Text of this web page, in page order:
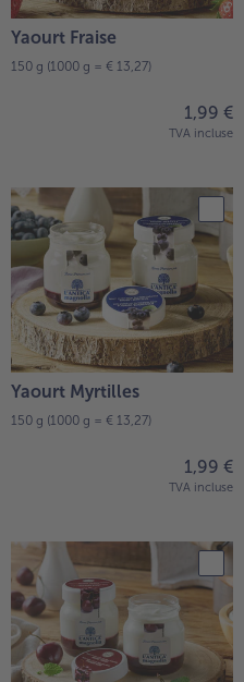
Yaourt Fraise
150 g (1000 g = € 13,27)
1,99 €
TVA incluse
Yaourt Myrtilles
150 g (1000 g = € 13,27)
1,99 €
TVA incluse